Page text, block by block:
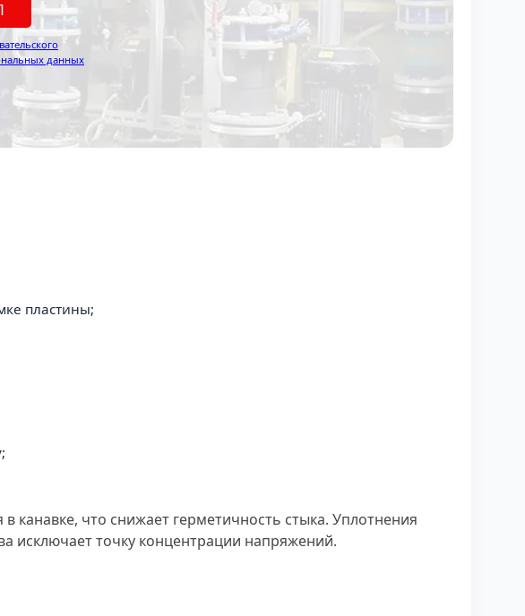
данных
пластины;
что снижает герметичность стыка. Уплотнения
исключает точку концентрации напряжений.